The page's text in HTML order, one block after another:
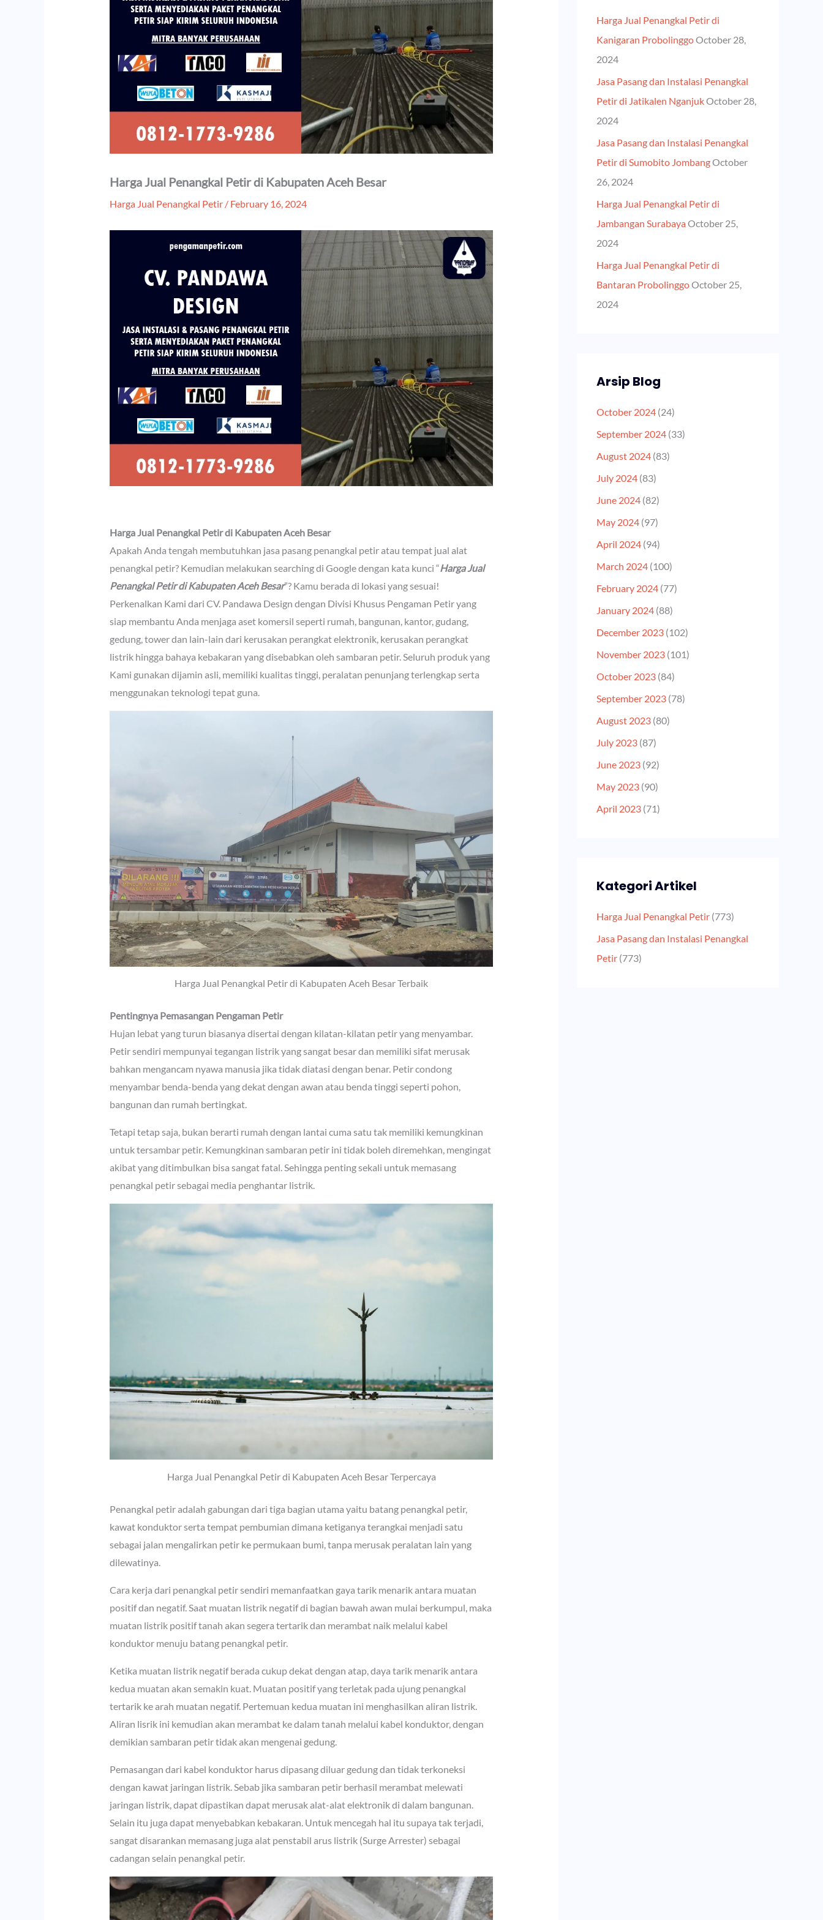
Harga Jual Penangkal Petir di Kabupaten Aceh Besar
Harga Jual Penangkal Petir/ February 16, 2024
Harga Jual Penangkal Petir di Kabupaten Aceh Besar
Apakah Anda tengah membutuhkan jasa pasang penangkal petir atau tempat jual alat
penangkal petir? Kemudian melakukan searching di Google dengan kata kunci “Harga Jual
Penangkal Petir di Kabupaten Aceh Besar”? Kamu berada di lokasi yang sesuai!
Perkenalkan Kami dari CV. Pandawa Design dengan Divisi Khusus Pengaman Petir yang
siap membantu Anda menjaga aset komersil seperti rumah, bangunan, kantor, gudang,
gedung, tower dan lain-lain dari kerusakan perangkat elektronik, kerusakan perangkat
listrik hingga bahaya kebakaran yang disebabkan oleh sambaran petir. Seluruh produk yang
Kami gunakan dijamin asli, memiliki kualitas tinggi, peralatan penunjang terlengkap serta
menggunakan teknologi tepat guna.
Harga Jual Penangkal Petir di Kabupaten Aceh Besar Terbaik
Pentingnya Pemasangan Pengaman Petir
Hujan lebat yang turun biasanya disertai dengan kilatan-kilatan petir yang menyambar.
Petir sendiri mempunyai tegangan listrik yang sangat besar dan memiliki sifat merusak
bahkan mengancam nyawa manusia jika tidak diatasi dengan benar. Petir condong
menyambar benda-benda yang dekat dengan awan atau benda tinggi seperti pohon,
bangunan dan rumah bertingkat.
Tetapi tetap saja, bukan berarti rumah dengan lantai cuma satu tak memiliki kemungkinan
untuk tersambar petir. Kemungkinan sambaran petir ini tidak boleh diremehkan, mengingat
akibat yang ditimbulkan bisa sangat fatal. Sehingga penting sekali untuk memasang
penangkal petir sebagai media penghantar listrik.
Harga Jual Penangkal Petir di Kabupaten Aceh Besar Terpercaya
Penangkal petir adalah gabungan dari tiga bagian utama yaitu batang penangkal petir,
kawat konduktor serta tempat pembumian dimana ketiganya terangkai menjadi satu
sebagai jalan mengalirkan petir ke permukaan bumi, tanpa merusak peralatan lain yang
dilewatinya.
Cara kerja dari penangkal petir sendiri memanfaatkan gaya tarik menarik antara muatan
positif dan negatif. Saat muatan listrik negatif di bagian bawah awan mulai berkumpul, maka
muatan listrik positif tanah akan segera tertarik dan merambat naik melalui kabel
konduktor menuju batang penangkal petir.
Ketika muatan listrik negatif berada cukup dekat dengan atap, daya tarik menarik antara
kedua muatan akan semakin kuat. Muatan positif yang terletak pada ujung penangkal
tertarik ke arah muatan negatif. Pertemuan kedua muatan ini menghasilkan aliran listrik.
Aliran lisrik ini kemudian akan merambat ke dalam tanah melalui kabel konduktor, dengan
demikian sambaran petir tidak akan mengenai gedung.
Pemasangan dari kabel konduktor harus dipasang diluar gedung dan tidak terkoneksi
dengan kawat jaringan listrik. Sebab jika sambaran petir berhasil merambat melewati
jaringan listrik, dapat dipastikan dapat merusak alat-alat elektronik di dalam bangunan.
Selain itu juga dapat menyebabkan kebakaran. Untuk mencegah hal itu supaya tak terjadi,
sangat disarankan memasang juga alat penstabil arus listrik (Surge Arrester) sebagai
cadangan selain penangkal petir.
:
Harga Jual Penangkal Petir di
Kanigaran ProbolinggoOctober 28,
2024
Jasa Pasang dan Instalasi Penangkal
Petir di Jatikalen NganjukOctober 28,
2024
Jasa Pasang dan Instalasi Penangkal
Petir di Sumobito JombangOctober
26, 2024
Harga Jual Penangkal Petir di
Jambangan SurabayaOctober 25,
2024
Harga Jual Penangkal Petir di
Bantaran ProbolinggoOctober 25,
2024
Arsip Blog
October 2024 (24)
September 2024 (33)
August 2024 (83)
July 2024 (83)
June 2024 (82)
May 2024 (97)
April 2024 (94)
March 2024 (100)
February 2024 (77)
January 2024 (88)
December 2023 (102)
November 2023 (101)
October 2023 (84)
September 2023 (78)
August 2023 (80)
July 2023 (87)
June 2023 (92)
May 2023 (90)
April 2023 (71)
Kategori Artikel
Harga Jual Penangkal Petir (773)
Jasa Pasang dan Instalasi Penangkal
Petir (773)